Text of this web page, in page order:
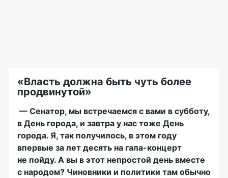
«Власть должна быть чуть более
продвинутой»
— Сенатор, мы встречаемся с вами в субботу,
в День города, и завтра у нас тоже День
города. Я, так получилось, в этом году
впервые за лет десять на гала-концерт
не пойду. А вы в этот непростой день вместе
с народом? Чиновники и политики там обычно